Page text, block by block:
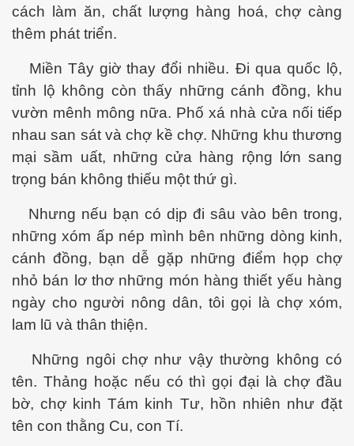
cách làm ăn, chất lượng hàng hoá, chợ càng
thêm phát triển.
Miền Tây giờ thay đổi nhiều. Đi qua quốc lộ,
tỉnh lộ không còn thấy những cánh đồng, khu
vườn mênh mông nữa. Phố xá nhà cửa nối tiếp
nhau san sát và chợ kề chợ. Những khu thương
mại sầm uất, những cửa hàng rộng lớn sang
trọng bán không thiếu một thứ gì.
Nhưng nếu bạn có dịp đi sâu vào bên trong,
những xóm ấp nép mình bên những dòng kinh,
cánh đồng, bạn dễ gặp những điểm họp chợ
nhỏ bán lơ thơ những món hàng thiết yếu hàng
ngày cho người nông dân, tôi gọi là chợ xóm,
lam lũ và thân thiện.
Những ngôi chợ như vậy thường không có
tên. Thảng hoặc nếu có thì gọi đại là chợ đầu
bờ, chợ kinh Tám kinh Tư, hồn nhiên như đặt
tên con thằng Cu, con Tí.
7
bộ.
9
10
11
12
13
15